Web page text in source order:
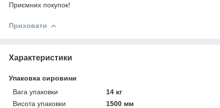
Приємних покупок!
Приховати
Характеристики
Упаковка сировини
Вага упаковки
14 кг
Висота упаковки
1500 мм